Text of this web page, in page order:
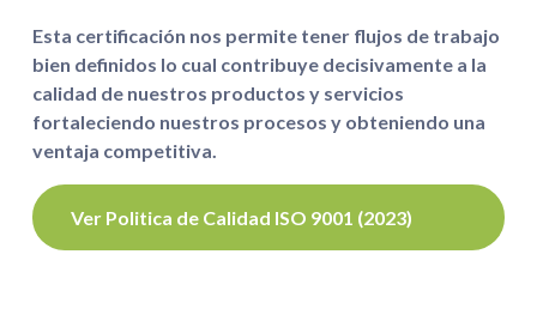
Esta certificación nos permite tener flujos de trabajo
bien definidos lo cual contribuye decisivamente a la
calidad de nuestros productos y servicios
fortaleciendo nuestros procesos y obteniendo una
ventaja competitiva.
Ver Politica de Calidad ISO 9001 (2023)